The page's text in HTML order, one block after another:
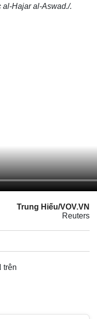
Hajar al-Aswad./.
Trung Hiếu/VOV.VN
Reuters
trên